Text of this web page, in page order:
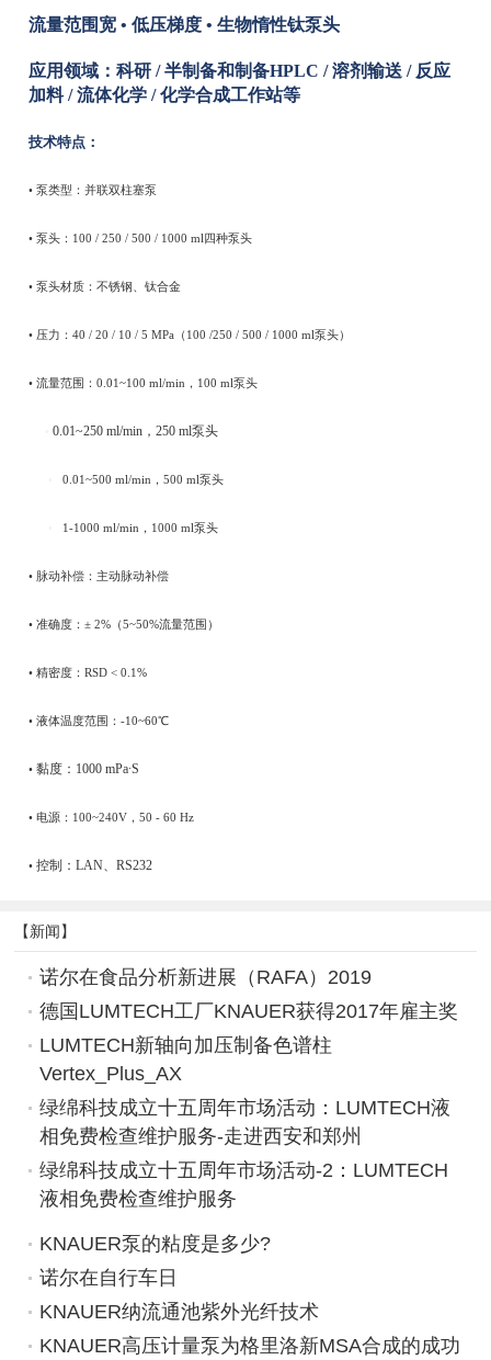
流量范围宽 • 低压梯度•生物惰性钛泵头
应用领域：科研 / 半制备和制备HPLC / 溶剂输送 / 反应
加料 / 流体化学 / 化学合成工作站等
技术特点：
• 泵类型：并联双柱塞泵
• 泵头：100 / 250 / 500 / 1000 ml四种泵头
• 泵头材质：不锈钢、钛合金
• 压力：40 / 20 / 10 / 5 MPa（100 /250 / 500 / 1000 ml泵头）
• 流量范围：0.01~100 ml/min，100 ml泵头
0.01~250 ml/min，250 ml泵头
0.01~500 ml/min，500 ml泵头
1-1000 ml/min，1000 ml泵头
• 脉动补偿：主动脉动补偿
• 准确度：± 2%（5~50%流量范围）
• 精密度：RSD < 0.1%
• 液体温度范围：-10~60℃
•黏度：1000 mPa∙S
• 电源：100~240V，50 - 60 Hz
•控制：LAN、RS232
【新闻】
诺尔在食品分析新进展（RAFA）2019
德国LUMTECH工厂KNAUER获得2017年雇主奖
LUMTECH新轴向加压制备色谱柱
Vertex_Plus_AX
绿绵科技成立十五周年市场活动：LUMTECH液
相免费检查维护服务-走进西安和郑州
绿绵科技成立十五周年市场活动-2：LUMTECH
液相免费检查维护服务
KNAUER泵的粘度是多少?
诺尔在自行车日
KNAUER纳流通池紫外光纤技术
KNAUER高压计量泵为格里洛新MSA合成的成功